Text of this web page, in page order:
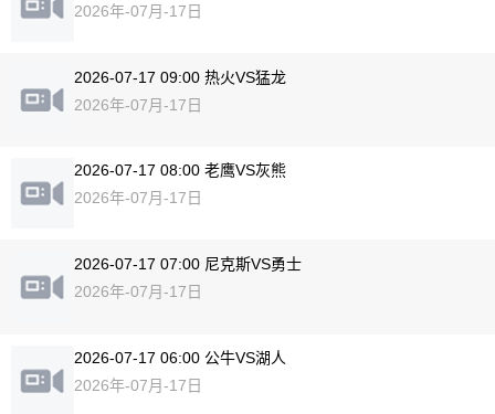
2026年-07月-17日
2026-07-17 09:00 热火VS猛龙
2026年-07月-17日
2026-07-17 08:00 老鹰VS灰熊
2026年-07月-17日
2026-07-17 07:00 尼克斯VS勇士
2026年-07月-17日
2026-07-17 06:00 公牛VS湖人
2026年-07月-17日